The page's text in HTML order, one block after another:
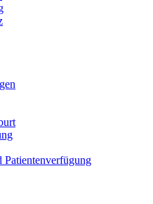
Patientenverfügung